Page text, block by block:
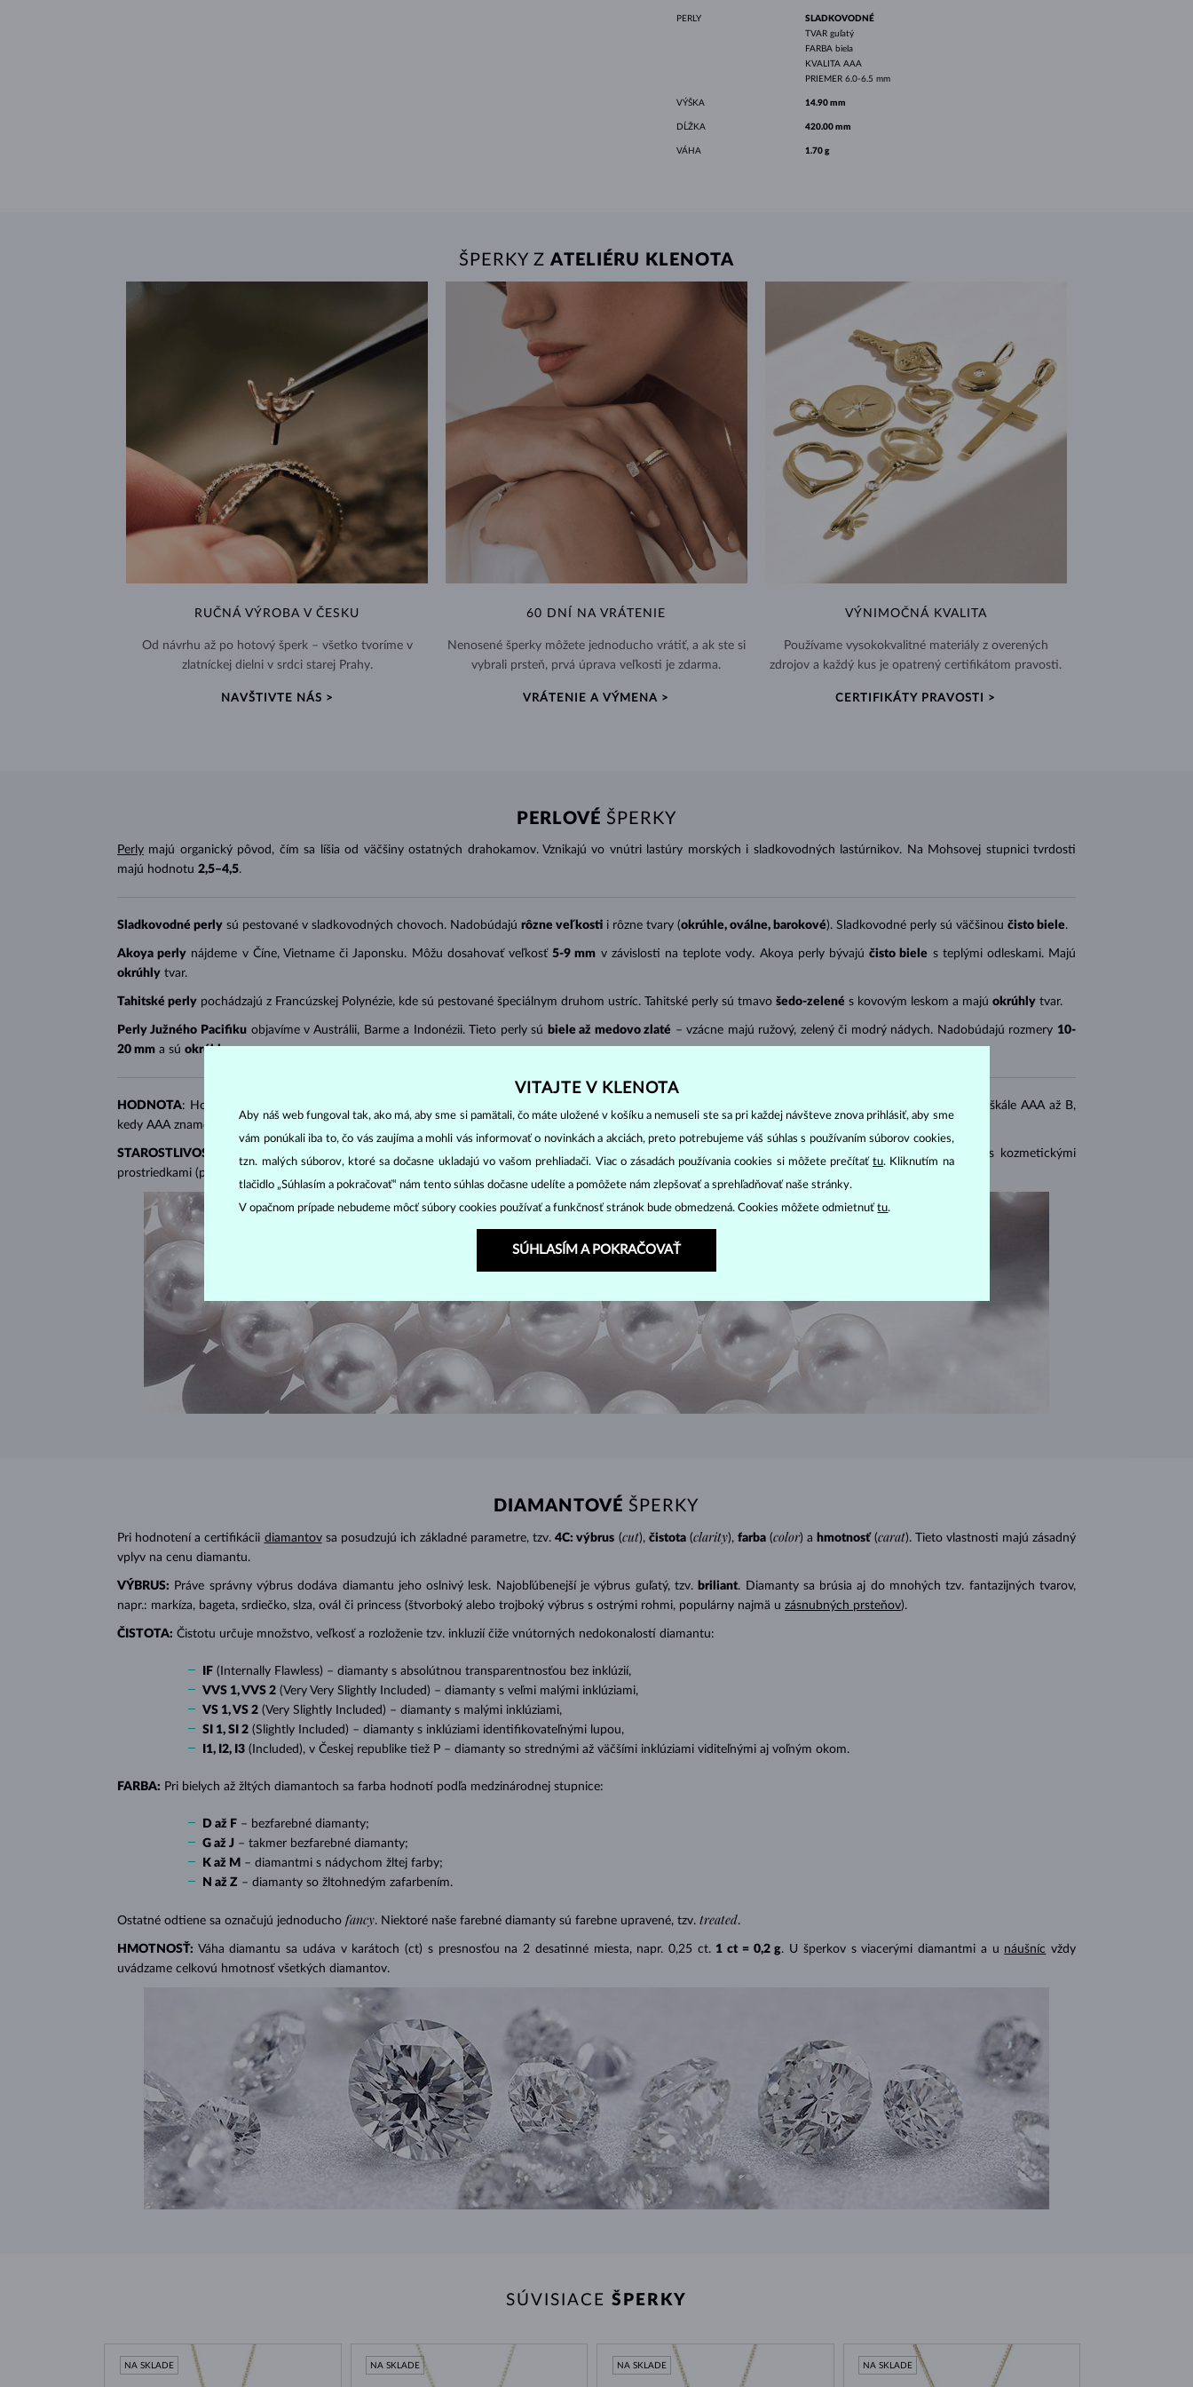
PERLY
SLADKOVODNÉ
TVAR guľatý
FARBA biela
KVALITA AAA
PRIEMER 6.0-6.5 mm
VÝŠKA 14.90 mm
DĹŽKA 420.00 mm
VÁHA 1.70 g
ŠPERKY Z ATELIÉRU KLENOTA
RUČNÁ VÝROBA V ČESKU
Od návrhu až po hotový šperk – všetko tvoríme v
zlatníckej dielni v srdci starej Prahy.
NAVŠTIVTE NÁS >
60 DNÍ NA VRÁTENIE
Nenosené šperky môžete jednoducho vrátiť, a ak ste si
vybrali prsteň, prvá úprava veľkosti je zdarma.
VRÁTENIE A VÝMENA >
VÝNIMOČNÁ KVALITA
Používame vysokokvalitné materiály z overených
zdrojov a každý kus je opatrený certifikátom pravosti.
CERTIFIKÁTY PRAVOSTI >
PERLOVÉ ŠPERKY
Perly majú organický pôvod, čím sa líšia od väčšiny ostatných drahokamov. Vznikajú vo vnútri lastúry morských i sladkovodných lastúrnikov. Na Mohsovej stupnici tvrdosti
majú hodnotu 2,5–4,5.
Sladkovodné perly sú pestované v sladkovodných chovoch. Nadobúdajú rôzne veľkosti i rôzne tvary (okrúhle, oválne, barokové). Sladkovodné perly sú väčšinou čisto biele.
Akoya perly nájdeme v Číne, Vietname či Japonsku. Môžu dosahovať veľkosť 5-9 mm v závislosti na teplote vody. Akoya perly bývajú čisto biele s teplými odleskami. Majú
okrúhly tvar.
Tahitské perly pochádzajú z Francúzskej Polynézie, kde sú pestované špeciálnym druhom ustríc. Tahitské perly sú tmavo šedo-zelené s kovovým leskom a majú okrúhly tvar.
Perly Južného Pacifiku objavíme v Austrálii, Barme a Indonézii. Tieto perly sú biele až medovo zlaté – vzácne majú ružový, zelený či modrý nádych. Nadobúdajú rozmery 10-
20 mm a sú okrúhle.
HODNOTA: Hodnota perál sa odvíja od
. Povrch a lesk perly sa pohybuje na škále AAA až B,
kedy AAA znamená najvyššiu kvalitu. Cena sa tiež zvyšuje s veľkosťou (uvádzame priemer v mm).
STAROSTLIVOSŤ
svedčí kontakt s pokožkou, časté nosenie je teda žiaduce. Ich povrch je však veľmi chúlostivý. Zabráňte kontaktu s kozmetickými
prostriedkami (parfumy, laky na vlasy alebo krémy). Nechoďte s nimi do bazéna, sauny, ani do mora. Čistenie vykonávajte mäkkou navlhčenou handričkou.
DIAMANTOVÉ ŠPERKY
Pri hodnotení a certifikácii diamantovsa posudzujú ich základné parametre, tzv. 4C: výbrus (cut), čistota (clarity), farba (color) a hmotnosť (carat). Tieto vlastnosti majú zásadný
vplyv na cenu diamantu.
VÝBRUS: Práve správny výbrus dodáva diamantu jeho oslnivý lesk. Najobľúbenejší je výbrus guľatý, tzv. briliant. Diamanty sa brúsia aj do mnohých tzv. fantazijných tvarov,
napr.: markíza, bageta, srdiečko, slza, ovál či princess (štvorboký alebo trojboký výbrus s ostrými rohmi, populárny najmä u zásnubných prsteňov).
ČISTOTA: Čistotu určuje množstvo, veľkosť a rozloženie tzv. inkluzií čiže vnútorných nedokonalostí diamantu:
IF (Internally Flawless) – diamanty s absolútnou transparentnosťou bez inklúzií,
VVS 1, VVS 2 (Very Very Slightly Included) – diamanty s veľmi malými inklúziami,
VS 1, VS 2 (Very Slightly Included) – diamanty s malými inklúziami,
SI 1, SI 2 (Slightly Included) – diamanty s inklúziami identifikovateľnými lupou,
I1, I2, I3 (Included), v Českej republike tiež P – diamanty so strednými až väčšími inklúziami viditeľnými aj voľným okom.
FARBA: Pri bielych až žltých diamantoch sa farba hodnotí podľa medzinárodnej stupnice:
D až F – bezfarebné diamanty;
G až J – takmer bezfarebné diamanty;
K až M – diamantmi s nádychom žltej farby;
N až Z – diamanty so žltohnedým zafarbením.
Ostatné odtiene sa označujú jednoducho fancy. Niektoré naše farebné diamanty sú farebne upravené, tzv. treated.
HMOTNOSŤ: Váha diamantu sa udáva v karátoch (ct) s presnosťou na 2 desatinné miesta, napr. 0,25 ct. 1 ct = 0,2 g. U šperkov s viacerými diamantmi a u náušníc vždy
uvádzame celkovú hmotnosť všetkých diamantov.
SÚVISIACE ŠPERKY
NA SKLADE NA SKLADE NA SKLADE NA SKLADE
VITAJTE V KLENOTA
Aby náš web fungoval tak, ako má, aby sme si pamätali, čo máte uložené v košíku a nemuseli ste sa pri každej návšteve znova prihlásiť, aby sme
vám ponúkali iba to, čo vás zaujíma a mohli vás informovať o novinkách a akciách, preto potrebujeme váš súhlas s používaním súborov cookies,
tzn. malých súborov, ktoré sa dočasne ukladajú vo vašom prehliadači. Viac o zásadách používania cookies si môžete prečítaťtu. Kliknutím na
tlačidlo „Súhlasím a pokračovať“ nám tento súhlas dočasne udelíte a pomôžete nám zlepšovať a sprehľadňovať naše stránky.
V opačnom prípade nebudeme môcť súbory cookies používať a funkčnosť stránok bude obmedzená. Cookies môžete odmietnuťtu.
SÚHLASÍM A POKRAČOVAŤ